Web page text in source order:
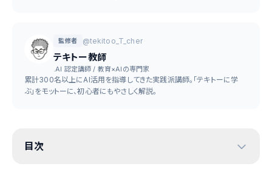
監修者 @tekitoo_T_cher
テキトー教師
.AI 認定講師 / 教育×AIの専門家
累計300名以上にAI活用を指導してきた実践派講師。「テキトーに学
ぶ」をモットーに、初心者にもやさしく解説。
目次